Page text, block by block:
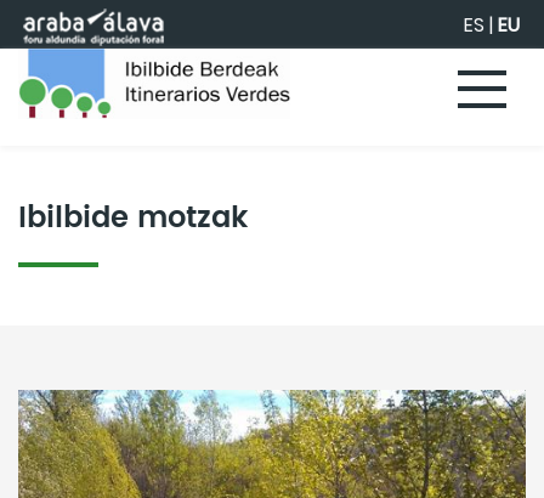
Eduki nagusira joan ES |EU
Ibilbide motzak